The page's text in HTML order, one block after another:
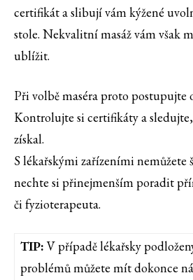
certifikát a slibují vám kýžené
stole. Nekvalitní masáž vám však
ublížit.
Při volbě maséra proto postupujte
Kontrolujte si certifikáty a
získal.
S lékařskými zařízeními
nechte si přinejmenším poradit
či fyzioterapeuta.
TIP:V případě lékařsky
problémů můžete mít dokonce